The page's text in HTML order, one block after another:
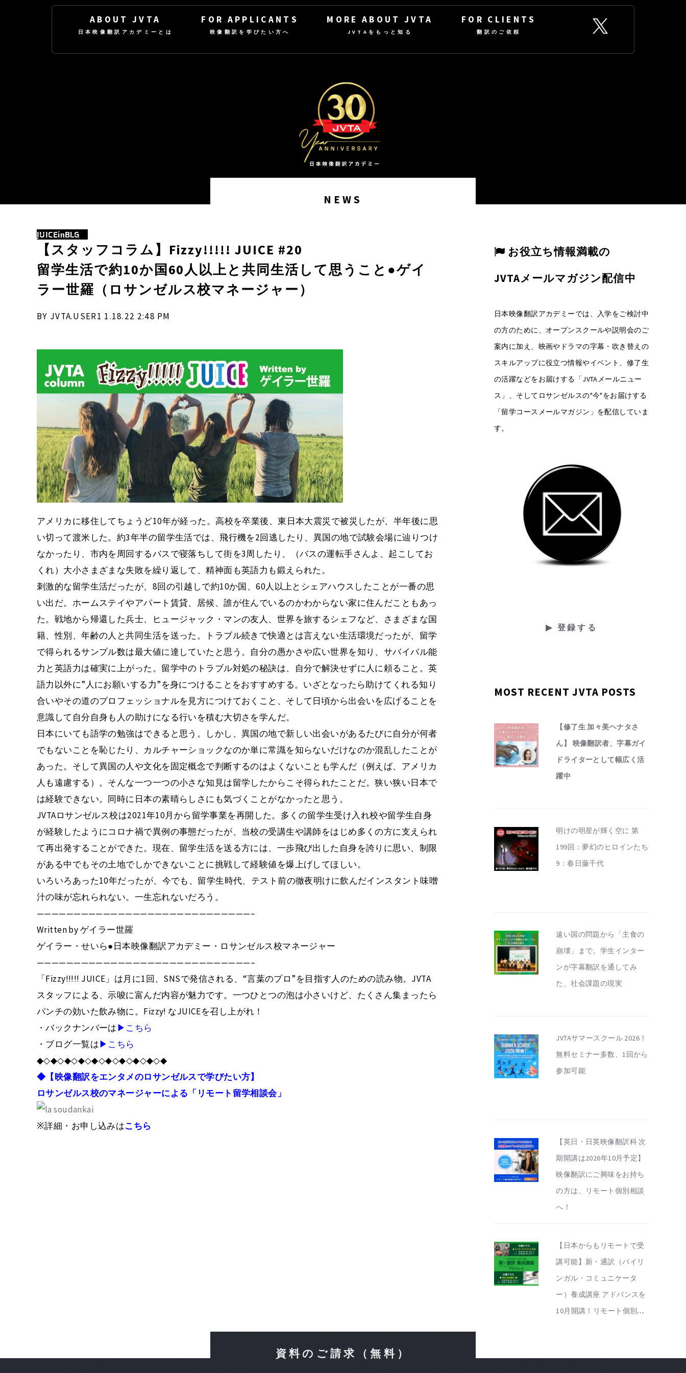
ABOUT JVTA
日本映像翻訳アカデミーとは
FOR APPLICANTS
映像翻訳を学びたい方へ
MORE ABOUT JVTA
JVTAをもっと知る
FOR CLIENTS
翻訳のご依頼
NEWS
JUICEinBLG
【スタッフコラム】Fizzy!!!!! JUICE #20
留学生活で約10か国60人以上と共同生活して思うこと●ゲイ
ラー世羅（ロサンゼルス校マネージャー）
BY JVTA.USER1 1.18.22 2:48 PM
アメリカに移住してちょうど10年が経った。高校を卒業後、東日本大震災で被災したが、半年後に思
い切って渡米した。約3年半の留学生活では、飛行機を2回逃したり、異国の地で試験会場に辿りつけ
なかったり、市内を周回するバスで寝落ちして街を3周したり、（バスの運転手さんよ、起こしてお
くれ）大小さまざまな失敗を繰り返して、精神面も英語力も鍛えられた。
刺激的な留学生活だったが、8回の引越しで約10か国、60人以上とシェアハウスしたことが一番の思
い出だ。ホームステイやアパート賃貸、居候、誰が住んでいるのかわからない家に住んだこともあっ
た。戦地から帰還した兵士、ヒュージャック・マンの友人、世界を旅するシェフなど、さまざまな国
籍、性別、年齢の人と共同生活を送った。トラブル続きで快適とは言えない生活環境だったが、留学
で得られるサンプル数は最大値に達していたと思う。自分の愚かさや広い世界を知り、サバイバル能
力と英語力は確実に上がった。留学中のトラブル対処の秘訣は、自分で解決せずに人に頼ること。英
語力以外に”人にお願いする力”を身につけることをおすすめする。いざとなったら助けてくれる知り
合いやその道のプロフェッショナルを見方につけておくこと、そして日頃から出会いを広げることを
意識して自分自身も人の助けになる行いを積む大切さを学んだ。
日本にいても語学の勉強はできると思う。しかし、異国の地で新しい出会いがあるたびに自分が何者
でもないことを恥じたり、カルチャーショックなのか単に常識を知らないだけなのか混乱したことが
あった。そして異国の人や文化を固定概念で判断するのはよくないことも学んだ（例えば、アメリカ
人も遠慮する）。そんな一つ一つの小さな知見は留学したからこそ得られたことだ。狭い狭い日本で
は経験できない。同時に日本の素晴らしさにも気づくことがなかったと思う。
JVTAロサンゼルス校は2021年10月から留学事業を再開した。多くの留学生受け入れ校や留学生自身
が経験したようにコロナ禍で異例の事態だったが、当校の受講生や講師をはじめ多くの方に支えられ
て再出発することができた。現在、留学生活を送る方には、一歩飛び出した自身を誇りに思い、制限
がある中でもその土地でしかできないことに挑戦して経験値を爆上げしてほしい。
いろいろあった10年だったが、今でも、留学生時代、テスト前の徹夜明けに飲んだインスタント味噌
汁の味が忘れられない。一生忘れないだろう。
—————————————————————————————–
Written by ゲイラー世羅
ゲイラー・せいら●日本映像翻訳アカデミー・ロサンゼルス校マネージャー
—————————————————————————————–
「Fizzy!!!!! JUICE」は月に1回、SNSで発信される、“言葉のプロ”を目指す人のための読み物。JVTA
スタッフによる、示唆に富んだ内容が魅力です。一つひとつの泡は小さいけど、たくさん集まったら
パンチの効いた飲み物に。Fizzy! なJUICEを召し上がれ！
・バックナンバーは▶こちら
・ブログ一覧は▶こちら
◆◇◆◇◆◇◆◇◆◇◆◇◆◇◆◇◆◇◆
◆【映像翻訳をエンタメのロサンゼルスで学びたい方】
ロサンゼルス校のマネージャーによる「リモート留学相談会」
※詳細・お申し込みはこちら
お役立ち情報満載の
JVTAメールマガジン配信中
日本映像翻訳アカデミーでは、入学をご検討中
の方のために、オープンスクールや説明会のご
案内に加え、映画やドラマの字幕・吹き替えの
スキルアップに役立つ情報やイベント、修了生
の活躍などをお届けする「JVTAメールニュー
ス」、そしてロサンゼルスの"今"をお届けする
「留学コースメールマガジン」を配信していま
す。
MOST RECENT JVTA POSTS
【修了生 加々美ヘナタさ
ん】 映像翻訳者、字幕ガイ
ドライターとして幅広く活
躍中
明けの明星が輝く空に 第
199回：夢幻のヒロインたち
9：春日藤千代
遠い国の問題から「主食の
崩壊」まで。学生インター
ンが字幕翻訳を通してみ
た、社会課題の現実
JVTAサマースクール 2026！
無料セミナー多数、1回から
参加可能
【英日・日英映像翻訳科 次
期開講は2026年10月予定】
映像翻訳にご興味をお持ち
の方は、リモート個別相談
へ！
【日本からもリモートで受
講可能】新・通訳（バイリ
ンガル・コミュニケータ
ー）養成講座 アドバンスを
10月開講！リモート個別相
資料のご請求（無料）